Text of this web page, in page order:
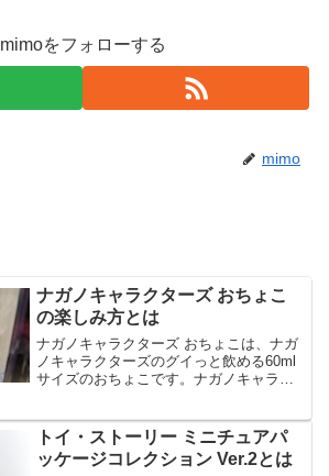
mimoをフォローする
mimo
ナガノキャラクターズ おちょこ
の楽しみ方とは
ナガノキャラクターズ おちょこは、ナガ
ノキャラクターズのグイっと飲める60ml
サイズのおちょこです。ナガノキャラク
ップです。今回は、ナガノキャラクター
ズ おちょこの...
トイ・ストーリー ミニチュアパ
ッケージコレクション Ver.2とは